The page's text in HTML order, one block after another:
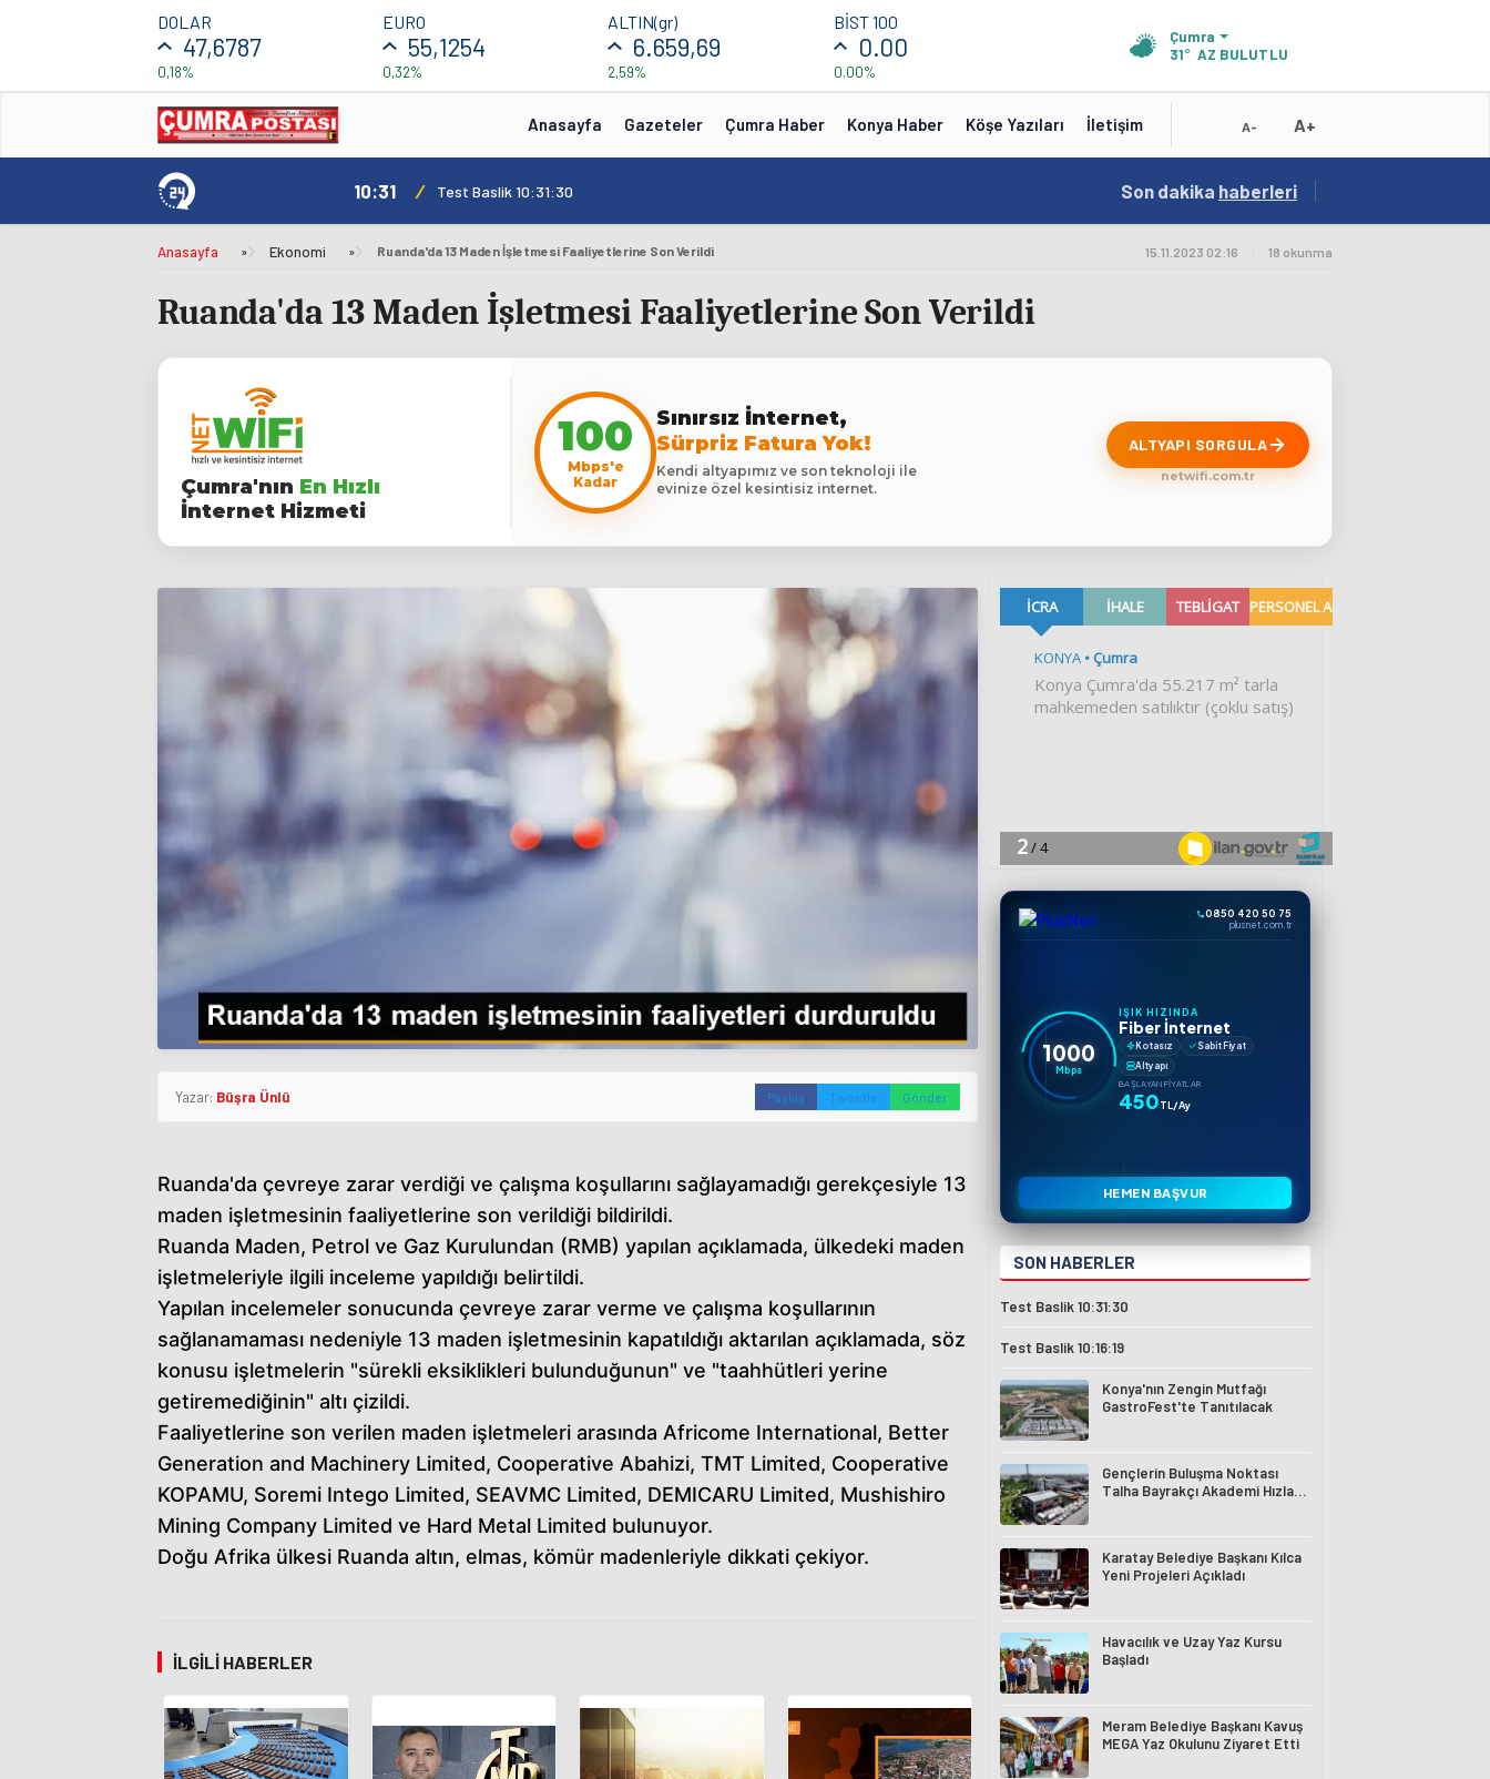
DOLAR
47,6787
0,18%
EURO
55,1254
0,32%
ALTIN(gr)
6.659,69
2,59%
BİST 100
0.00
0.00%
Çumra
31° AZ BULUTLU
Anasayfa Gazeteler Çumra Haber Konya Haber Köşe Yazıları İletişim A- A+
10:31 / Test Baslik 10:31:30 10:16 / Test Baslik 10:16:19
Son dakika haberleri
Anasayfa » Ekonomi » Ruanda'da 13 Maden İşletmesi Faaliyetlerine Son Verildi 15.11.2023 02:16 18 okunma
Ruanda'da 13 Maden İşletmesi Faaliyetlerine Son Verildi
Çumra'nın En Hızlı
İnternet Hizmeti
100
Mbps'e
Kadar
Sınırsız İnternet,
Sürpriz Fatura Yok!
Kendi altyapımız ve son teknoloji ile
evinize özel kesintisiz internet.
ALTYAPI SORGULA
netwifi.com.tr
Yazar: Büşra Ünlü Paylaş Tweetle Gönder
Ruanda'da çevreye zarar verdiği ve çalışma koşullarını sağlayamadığı gerekçesiyle 13
maden işletmesinin faaliyetlerine son verildiği bildirildi.
Ruanda Maden, Petrol ve Gaz Kurulundan (RMB) yapılan açıklamada, ülkedeki maden
işletmeleriyle ilgili inceleme yapıldığı belirtildi.
Yapılan incelemeler sonucunda çevreye zarar verme ve çalışma koşullarının
sağlanamaması nedeniyle 13 maden işletmesinin kapatıldığı aktarılan açıklamada, söz
konusu işletmelerin "sürekli eksiklikleri bulunduğunun" ve "taahhütleri yerine
getiremediğinin" altı çizildi.
Faaliyetlerine son verilen maden işletmeleri arasında Africome International, Better
Generation and Machinery Limited, Cooperative Abahizi, TMT Limited, Cooperative
KOPAMU, Soremi Intego Limited, SEAVMC Limited, DEMICARU Limited, Mushishiro
Mining Company Limited ve Hard Metal Limited bulunuyor.
Doğu Afrika ülkesi Ruanda altın, elmas, kömür madenleriyle dikkati çekiyor.
İLGILI HABERLER
0850 420 50 75
plusnet.com.tr
1000
Mbps
IŞIK HIZINDA
Fiber İnternet
Kotasız
Sabit Fiyat
Altyapı
BAŞLAYAN FIYATLAR
450TL/Ay
HEMEN BAŞVUR
SON HABERLER
Test Baslik 10:31:30
Test Baslik 10:16:19
Konya'nın Zengin Mutfağı
GastroFest'te Tanıtılacak
Gençlerin Buluşma Noktası
Talha Bayrakçı Akademi Hızla
Karatay Belediye Başkanı Kılca
Yeni Projeleri Açıkladı
Havacılık ve Uzay Yaz Kursu
Başladı
Meram Belediye Başkanı Kavuş
MEGA Yaz Okulunu Ziyaret Etti